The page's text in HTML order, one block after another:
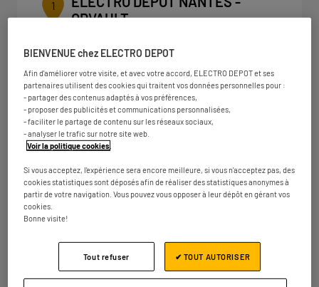
1
ORVAULT
44700 Orvault
Numéro Plus d'infos
2
12.18 km
ELECTRO DEPOT NANTES -
BASSE GOULAINE
18 rue de l'Atlantique
44115 Basse-Goulaine
Numéro Plus d'infos
BIENVENUE chez ELECTRO DEPOT
Afin d'améliorer votre visite, et avec votre accord, ELECTRO DEPOT et ses
partenaires utilisent des cookies qui traitent vos données personnelles pour :
- partager des contenus adaptés à vos préférences,
- proposer des publicités et communications personnalisées,
- faciliter le partage de contenu sur les réseaux sociaux,
- analyser le trafic sur notre site web.
Voir la politique cookies
Si vous acceptez, l'expérience sera encore meilleure, si vous n'acceptez pas, des
cookies statistiques sont déposés afin de réaliser des statistiques anonymes à
partir de votre navigation. Vous pouvez vous opposer à leur dépôt en gérant vos
cookies.
Bonne visite!
Tout refuser ✔ TOUT AUTORISER